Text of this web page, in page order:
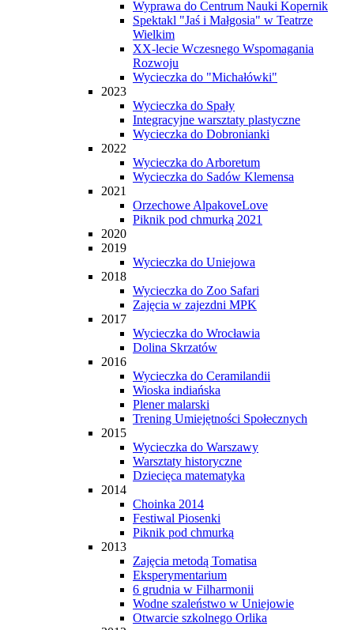
Wyprawa do Centrum Nauki Kopernik
Spektakl "Jaś i Małgosia" w Teatrze
Wielkim
XX-lecie Wczesnego Wspomagania
Rozwoju
Wycieczka do "Michałówki"
2023
Wycieczka do Spały
Integracyjne warsztaty plastyczne
Wycieczka do Dobronianki
2022
Wycieczka do Arboretum
Wycieczka do Sadów Klemensa
2021
Orzechowe AlpakoveLove
Piknik pod chmurką 2021
2020
2019
Wycieczka do Uniejowa
2018
Wycieczka do Zoo Safari
Zajęcia w zajezdni MPK
2017
Wycieczka do Wrocławia
Dolina Skrzatów
2016
Wycieczka do Ceramilandii
Wioska indiańska
Plener malarski
Trening Umiejętności Społecznych
2015
Wycieczka do Warszawy
Warsztaty historyczne
Dziecięca matematyka
2014
Choinka 2014
Festiwal Piosenki
Piknik pod chmurką
2013
Zajęcia metodą Tomatisa
Eksperymentarium
6 grudnia w Filharmonii
Wodne szaleństwo w Uniejowie
Otwarcie szkolnego Orlika